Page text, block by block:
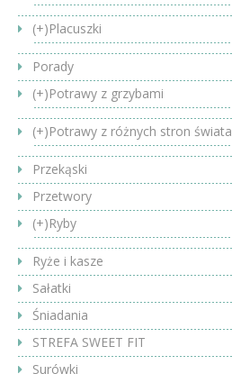
(+)Placuszki
Porady
(+)Potrawy z grzybami
(+)Potrawy z różnych stron świata
Przekąski
Przetwory
(+)Ryby
Ryże i kasze
Sałatki
Śniadania
STREFA SWEET FIT
Surówki